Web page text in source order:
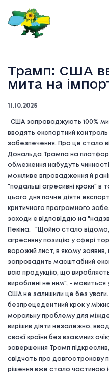
Трамп: США
мита на
11.10.2025
США запроваджують 100%
вводять експортний
забезпечення. Про це стало
Дональда Трампа на
обмеження набудуть
можливе впровадження й
"подальші агресивні кроки" в
цього дня почне діяти
критичного програмного
заходи є відповіддю на
Пекіна. "Щойно стало
агресивну позицію у сфері
ворожий лист, в якому
запровадить масштабний
всю продукцію, що
вироблені не ним", -
США не залишили це без
безпрецедентний крок у
моральну проблему для
вирішив діяти незалежно,
своєї країни без взаємних
завершення Трамп
свідчать про довгострокову
рішення вже стало частиною